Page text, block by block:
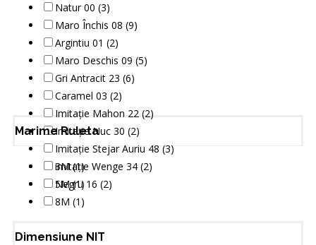
Natur 00 (3)
Maro Închis 08 (9)
Argintiu 01 (2)
Maro Deschis 09 (5)
Gri Antracit 23 (6)
Caramel 03 (2)
Imitație Mahon 22 (2)
Imitație Nuc 30 (2)
Imitație Stejar Auriu 48 (3)
imitație Wenge 34 (2)
Negru 16 (2)
Marime Ruleta
3M (1)
5M (1)
8M (1)
Dimensiune NIT